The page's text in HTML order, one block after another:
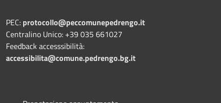
PEC: protocollo@peccomunepedrengo.it
Centralino Unico: +39 035 661027
Feedback accesssibilità:
accessibilita@comune.pedrengo.bg.it